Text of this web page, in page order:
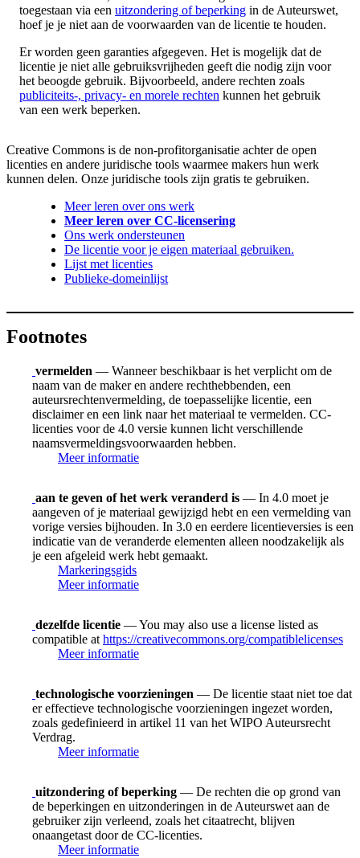
toegestaan via een uitzondering of beperking in de Auteurswet,
hoef je je niet aan de voorwaarden van de licentie te houden.
Er worden geen garanties afgegeven. Het is mogelijk dat de
licentie je niet alle gebruiksvrijheden geeft die nodig zijn voor
het beoogde gebruik. Bijvoorbeeld, andere rechten zoals
publiciteits-, privacy- en morele rechten kunnen het gebruik
van een werk beperken.
Creative Commons is de non-profitorganisatie achter de open
licenties en andere juridische tools waarmee makers hun werk
kunnen delen. Onze juridische tools zijn gratis te gebruiken.
Meer leren over ons werk
Meer leren over CC-licensering
Ons werk ondersteunen
De licentie voor je eigen materiaal gebruiken.
Lijst met licenties
Publieke-domeinlijst
Footnotes
vermelden — Wanneer beschikbaar is het verplicht om de
naam van de maker en andere rechthebbenden, een
auteursrechtenvermelding, de toepasselijke licentie, een
disclaimer en een link naar het materiaal te vermelden. CC-
licenties voor de 4.0 versie kunnen licht verschillende
naamsvermeldingsvoorwaarden hebben.
Meer informatie
aan te geven of het werk veranderd is — In 4.0 moet je
aangeven of je materiaal gewijzigd hebt en een vermelding van
vorige versies bijhouden. In 3.0 en eerdere licentieversies is een
indicatie van de veranderde elementen alleen noodzakelijk als
je een afgeleid werk hebt gemaakt.
Markeringsgids
Meer informatie
dezelfde licentie — You may also use a license listed as
compatible at https://creativecommons.org/compatiblelicenses
Meer informatie
technologische voorzieningen — De licentie staat niet toe dat
er effectieve technologische voorzieningen ingezet worden,
zoals gedefinieerd in artikel 11 van het WIPO Auteursrecht
Verdrag.
Meer informatie
uitzondering of beperking — De rechten die op grond van
de beperkingen en uitzonderingen in de Auteurswet aan de
gebruiker zijn verleend, zoals het citaatrecht, blijven
onaangetast door de CC-licenties.
Meer informatie